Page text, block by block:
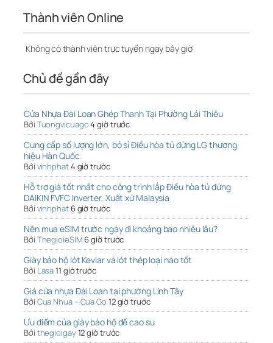
Thành viên Online
Không có thành viên trực tuyến ngay bây giờ
Chủ đề gần đây
Cửa Nhựa Đài Loan Ghép Thanh Tại Phường Lái Thiêu
Bởi Tuongvicuago4 giờ trước
Cung cấp số lượng lớn, bỏ sỉ Điều hòa tủ đứng LG thương
hiệu Hàn Quốc
Bởi vinhphat4 giờ trước
Hỗ trợ giá tốt nhất cho công trình lắp Điều hòa tủ đứng
DAIKIN FVFC Inverter, Xuất xứ Malaysia
Bởi vinhphat 6 giờ trước
Nên mua eSIM trước ngày đi khoảng bao nhiêu lâu?
Bởi ThegioieSIM 6 giờ trước
Giày bảo hộ lót Kevlar và lót thép loại nào tốt
Bởi Lasa11 giờ trước
Giá cửa nhựa Đài Loan tại phường Linh Tây
Bởi Cua Nhua – Cua Go 12 giờ trước
Ưu điểm của giày bảo hộ đế cao su
Bởi thegioigay12 giờ trước